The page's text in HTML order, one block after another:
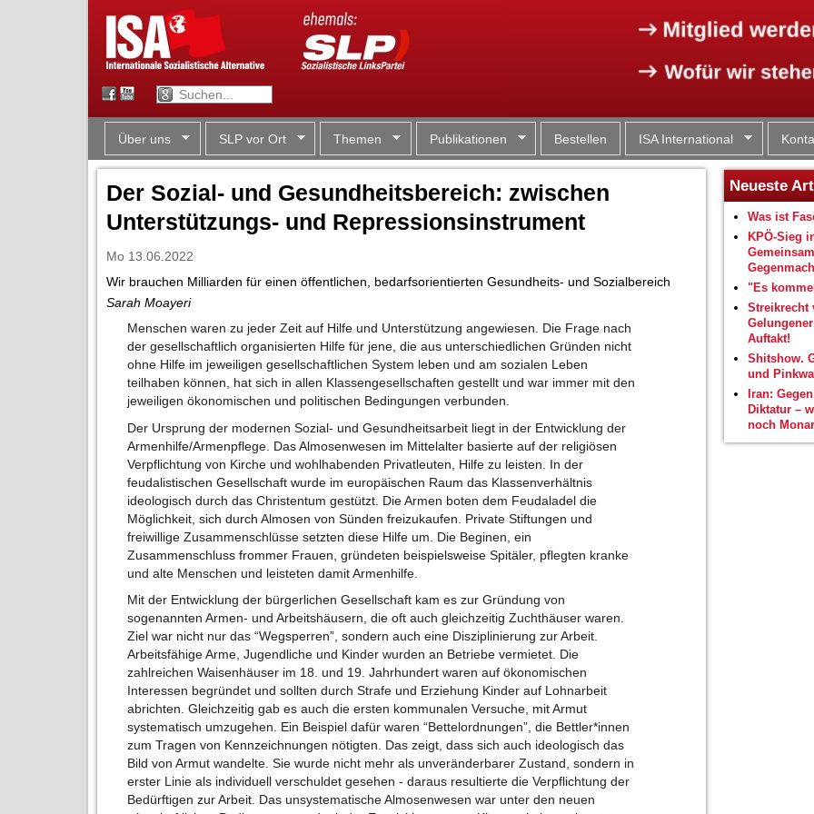
Über uns SLP vor Ort Themen Publikationen Bestellen ISA International
Der Sozial- und Gesundheitsbereich: zwischen
Unterstützungs- und Repressionsinstrument
Mo 13.06.2022
Wir brauchen Milliarden für einen öffentlichen, bedarfsorientierten Gesundheits- und Sozialbereich
Sarah Moayeri
Menschen waren zu jeder Zeit auf Hilfe und Unterstützung angewiesen. Die Frage nach
der gesellschaftlich organisierten Hilfe für jene, die aus unterschiedlichen Gründen nicht
ohne Hilfe im jeweiligen gesellschaftlichen System leben und am sozialen Leben
teilhaben können, hat sich in allen Klassengesellschaften gestellt und war immer mit den
jeweiligen ökonomischen und politischen Bedingungen verbunden.
Der Ursprung der modernen Sozial- und Gesundheitsarbeit liegt in der Entwicklung der
Armenhilfe/Armenpflege. Das Almosenwesen im Mittelalter basierte auf der religiösen
Verpflichtung von Kirche und wohlhabenden Privatleuten, Hilfe zu leisten. In der
feudalistischen Gesellschaft wurde im europäischen Raum das Klassenverhältnis
ideologisch durch das Christentum gestützt. Die Armen boten dem Feudaladel die
Möglichkeit, sich durch Almosen von Sünden freizukaufen. Private Stiftungen und
freiwillige Zusammenschlüsse setzten diese Hilfe um. Die Beginen, ein
Zusammenschluss frommer Frauen, gründeten beispielsweise Spitäler, pflegten kranke
und alte Menschen und leisteten damit Armenhilfe.
Mit der Entwicklung der bürgerlichen Gesellschaft kam es zur Gründung von
sogenannten Armen- und Arbeitshäusern, die oft auch gleichzeitig Zuchthäuser waren.
Ziel war nicht nur das “Wegsperren”, sondern auch eine Disziplinierung zur Arbeit.
Arbeitsfähige Arme, Jugendliche und Kinder wurden an Betriebe vermietet. Die
zahlreichen Waisenhäuser im 18. und 19. Jahrhundert waren auf ökonomischen
Interessen begründet und sollten durch Strafe und Erziehung Kinder auf Lohnarbeit
abrichten. Gleichzeitig gab es auch die ersten kommunalen Versuche, mit Armut
systematisch umzugehen. Ein Beispiel dafür waren “Bettelordnungen”, die Bettler*innen
zum Tragen von Kennzeichnungen nötigten. Das zeigt, dass sich auch ideologisch das
Bild von Armut wandelte. Sie wurde nicht mehr als unveränderbarer Zustand, sondern in
erster Linie als individuell verschuldet gesehen - daraus resultierte die Verpflichtung der
Bedürftigen zur Arbeit. Das unsystematische Almosenwesen war unter den neuen
Neueste
Was ist
KPÖ-Sieg
"Es
Streikrecht
Auftakt!
Shitshow.
und
Iran:
Diktatur –
noch